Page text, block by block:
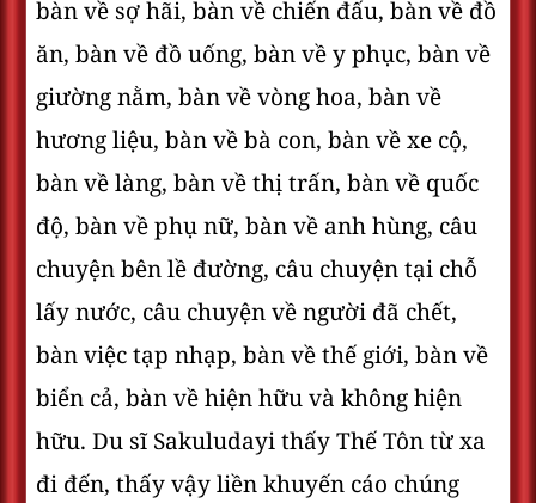
bàn về sợ hãi, bàn về chiến đấu, bàn về đồ
ăn, bàn về đồ uống, bàn về y phục, bàn về
giường nằm, bàn về vòng hoa, bàn về
hương liệu, bàn về bà con, bàn về xe cộ,
bàn về làng, bàn về thị trấn, bàn về quốc
độ, bàn về phụ nữ, bàn về anh hùng, câu
chuyện bên lề đường, câu chuyện tại chỗ
lấy nước, câu chuyện về người đã chết,
bàn việc tạp nhạp, bàn về thế giới, bàn về
biển cả, bàn về hiện hữu và không hiện
hữu. Du sĩ Sakuludayi thấy Thế Tôn từ xa
đi đến, thấy vậy liền khuyến cáo chúng